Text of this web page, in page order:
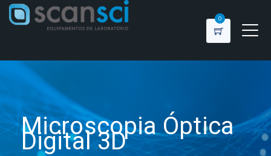
0
Microscopia Óptica
Digital 3D